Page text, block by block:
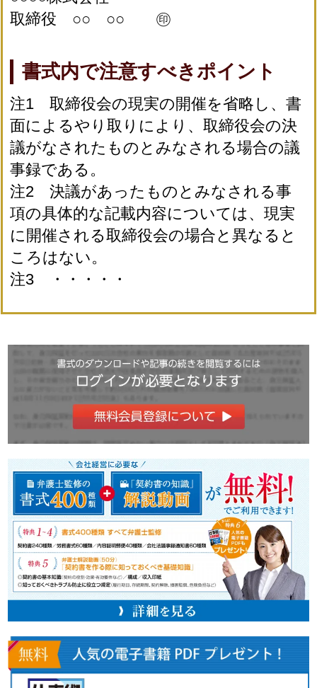
取締役 ○○ ○○ ㊞
書式内で注意すべきポイント
注1 取締役会の現実の開催を省略し、書
面によるやり取りにより、取締役会の決
議がなされたものとみなされる場合の議
事録である。
注2 決議があったものとみなされる事
項の具体的な記載内容については、現実
に開催される取締役会の場合と異なると
ころはない。
注3 ・・・・・